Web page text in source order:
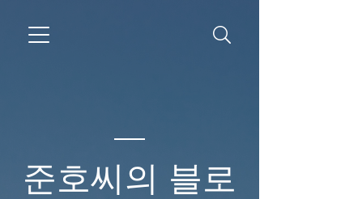
준호씨의 블로